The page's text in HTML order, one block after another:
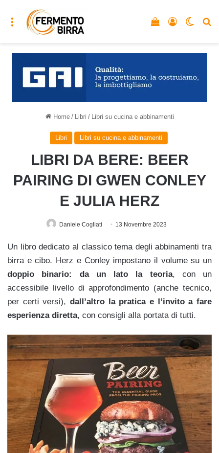
Menu Accedi
Vedi il carrello
Home / Libri / Libri su cucina e abbinamenti
Libri Libri su cucina e abbinamenti
LIBRI DA BERE: BEER
PAIRING DI GWEN CONLEY
E JULIA HERZ
Daniele Cogliati 13 Novembre 2023
Un libro dedicato al classico tema degli abbinamenti tra
birra e cibo. Herz e Conley impostano il volume su un
doppio binario: da un lato la teoria, con un
accessibile livello di approfondimento (anche tecnico,
per certi versi), dall’altro la pratica e l’invito a fare
esperienza diretta, con consigli alla portata di tutti.